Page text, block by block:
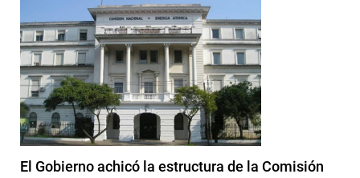
El Gobierno achicó la estructura de la Comisión